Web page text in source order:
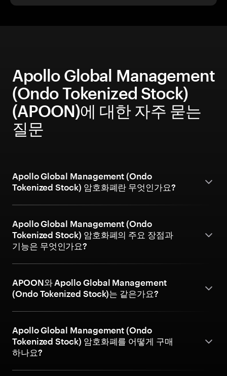
Apollo Global Management
(Ondo Tokenized Stock)
(APOON)에 대한 자주 묻는
질문
Apollo Global Management (Ondo
Tokenized Stock) 암호화폐란 무엇인가요?
Apollo Global Management (Ondo
Tokenized Stock) 암호화폐의 주요 장점과
기능은 무엇인가요?
APOON와 Apollo Global Management
(Ondo Tokenized Stock)는 같은가요?
Apollo Global Management (Ondo
Tokenized Stock) 암호화폐를 어떻게 구매
하나요?